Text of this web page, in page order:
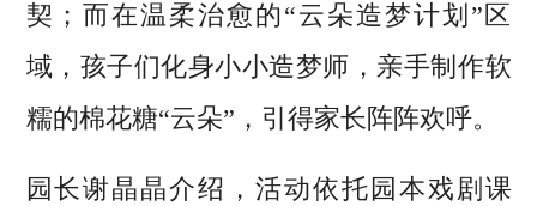
契；而在温柔治愈的“云朵造梦计划”区
域，孩子们化身小小造梦师，亲手制作软
糯的棉花糖“云朵”，引得家长阵阵欢呼。
园长谢晶晶介绍，活动依托园本戏剧课